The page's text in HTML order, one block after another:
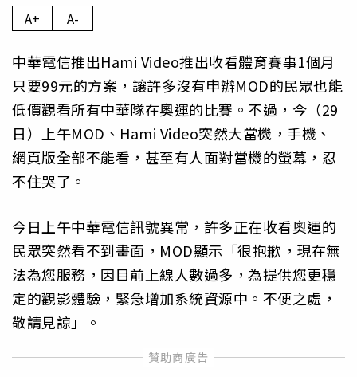
A+ A-
中華電信推出Hami Video推出收看體育賽事1個月
只要99元的方案，讓許多沒有申辦MOD的民眾也能
低價觀看所有中華隊在奧運的比賽。不過，今（29
日）上午MOD、Hami Video突然大當機，手機、
網頁版全部不能看，甚至有人面對當機的螢幕，忍
不住哭了。
今日上午中華電信訊號異常，許多正在收看奧運的
民眾突然看不到畫面，MOD顯示「很抱歉，現在無
法為您服務，因目前上線人數過多，為提供您更穩
定的觀影體驗，緊急增加系統資源中。不便之處，
敬請見諒」。